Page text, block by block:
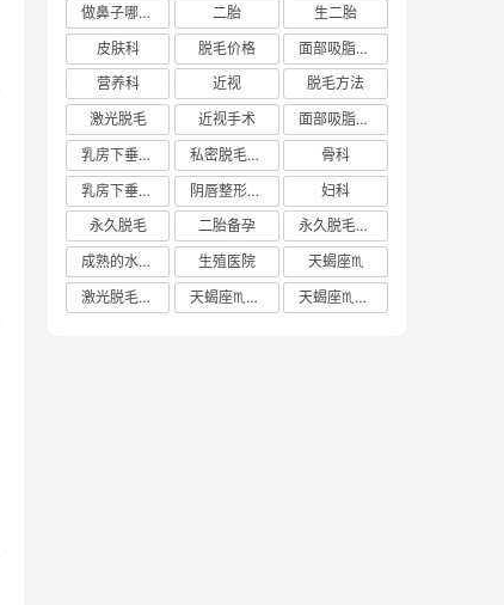
做鼻子哪个正规医院比较出名
二胎
生二胎
皮肤科
脱毛价格
面部吸脂费用
营养科
近视
脱毛方法
激光脱毛
近视手术
面部吸脂多少钱
乳房下垂矫正价格
私密脱毛方法
骨科
乳房下垂矫正费用
阴唇整形手术多少钱
妇科
永久脱毛
二胎备孕
永久脱毛方法
成熟的水蜜桃
生殖医院
天蝎座♏️
激光脱毛价格
天蝎座♏️女生 天蝎座♏️男生